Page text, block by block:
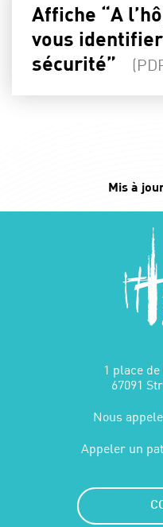
Affiche “A
vous
sécurité”
Mis à
1 place
67091
Nous
Appeler un